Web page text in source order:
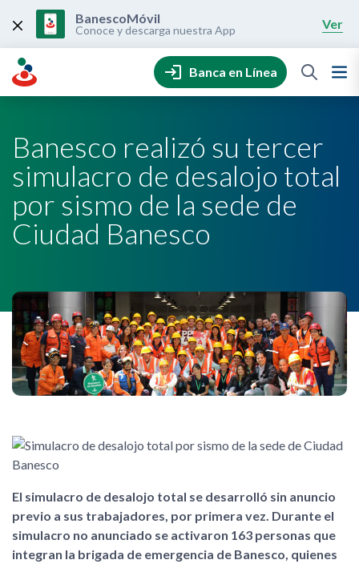
content
BanescoMóvil
Conoce y descarga nuestra App Ver
Banca en Línea
Banesco realizó su tercer
simulacro de desalojo total
por sismo de la sede de
Ciudad Banesco
El simulacro de desalojo total se desarrolló sin anuncio
previo a sus trabajadores, por primera vez. Durante el
simulacro no anunciado se activaron 163 personas que
integran la brigada de emergencia de Banesco, quienes